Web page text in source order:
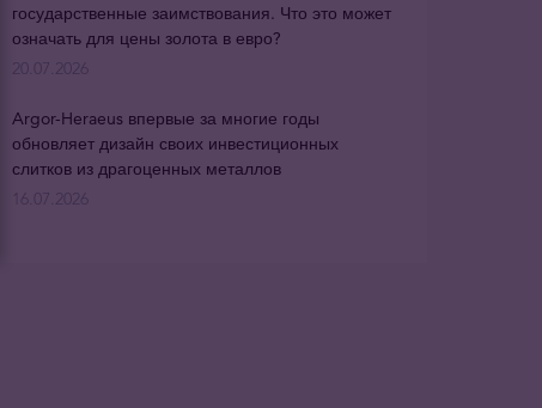
государственные заимствования. Что это может
означать для цены золота в евро?
20.07.2026
Argor-Heraeus впервые за многие годы
обновляет дизайн своих инвестиционных
слитков из драгоценных металлов
16.07.2026